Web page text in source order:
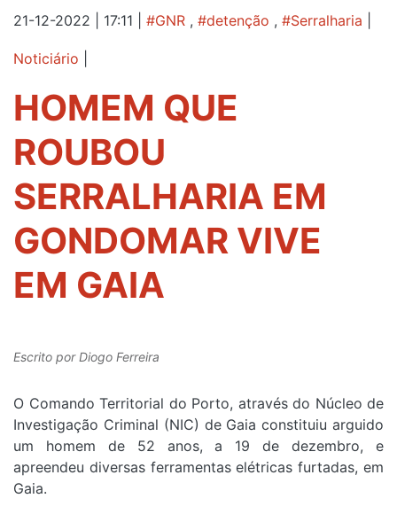
21-12-2022 | 17:11 #GNR , #detenção , #Serralharia
Noticiário
HOMEM QUE
ROUBOU
SERRALHARIA EM
GONDOMAR VIVE
EM GAIA
Escrito porDiogo Ferreira
O Comando Territorial do Porto, através do Núcleo de
Investigação Criminal (NIC) de Gaia constituiu arguido
um homem de 52 anos, a 19 de dezembro, e
apreendeu diversas ferramentas elétricas furtadas, em
Gaia.